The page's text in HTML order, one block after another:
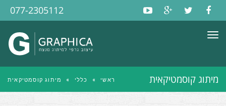
077-2305112
תפריט
מיתוג קוסמטיקאית ראשי » כללי » מיתוג קוסמטיקאית